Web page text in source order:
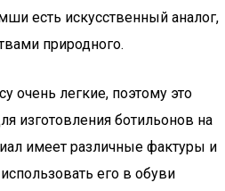
есть искусственный аналог,
природного.
очень легкие, поэтому это
изготовления ботильонов на
имеет различные фактуры и
его в обуви